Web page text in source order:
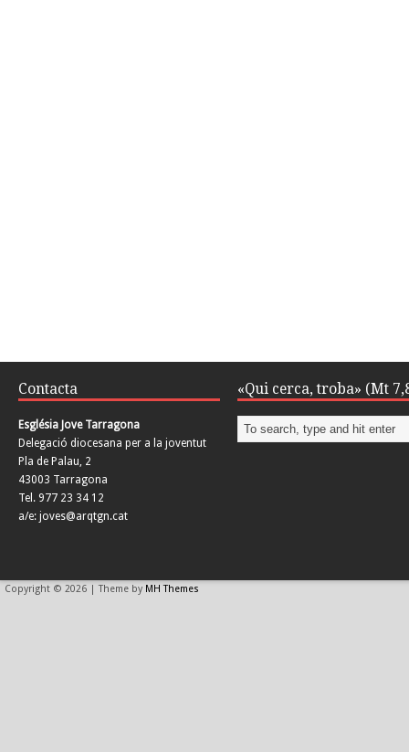
Contacta
Església Jove Tarragona
Delegació diocesana per a la joventut
Pla de Palau, 2
43003 Tarragona
Tel. 977 23 34 12
a/e: joves@arqtgn.cat
«Qui cerca, troba» (Mt
Copyright © 2026 | Theme by MH Themes